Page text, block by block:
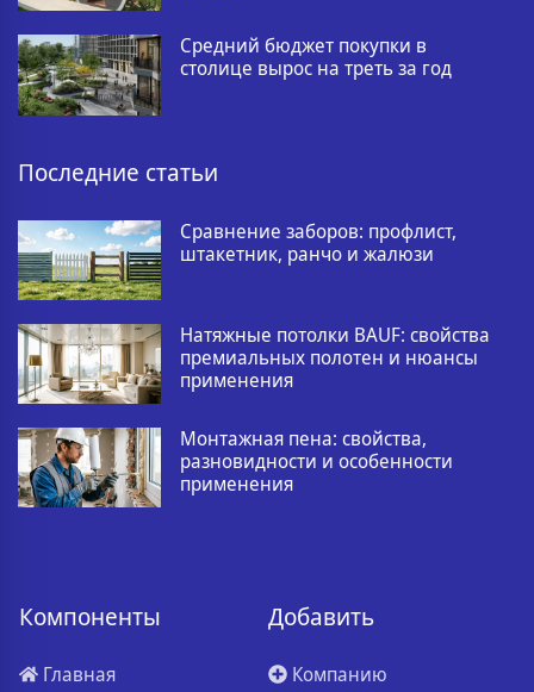
Средний бюджет покупки в
столице вырос на треть за год
Последние статьи
Сравнение заборов: профлист,
штакетник, ранчо и жалюзи
Натяжные потолки BAUF: свойства
премиальных полотен и нюансы
применения
Монтажная пена: свойства,
разновидности и особенности
применения
Компоненты
Главная
Добавить
Компанию